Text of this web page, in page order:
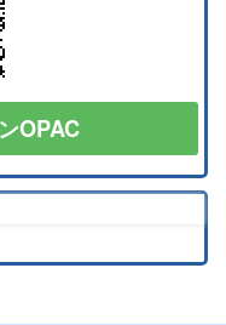
OPAC